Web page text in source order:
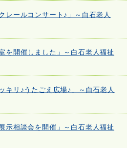
レールコンサート♪」～白石老人
を開催しました」～白石老人福祉
キリ♪うたごえ広場♪」～白石老人
示相談会を開催」～白石老人福祉